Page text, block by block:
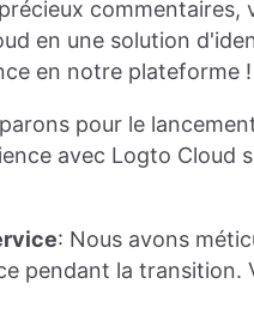
en une solution
en notre plateforme !
pour le
avec Logto Cloud
: Nous avons
pendant la